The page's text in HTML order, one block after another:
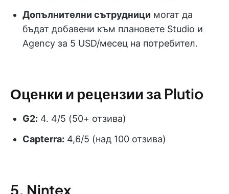
Допълнителни сътрудници могат да
бъдат добавени към плановете Studio и
Agency за 5 USD/месец на потребител.
Оценки и рецензии за Plutio
G2: 4. 4/5 (50+ отзива)
Capterra: 4,6/5 (над 100 отзива)
5. Nintex